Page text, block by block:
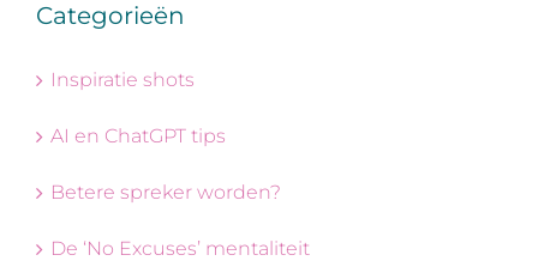
Categorieën
Inspiratie shots
AI en ChatGPT tips
Betere spreker worden?
De ‘No Excuses’ mentaliteit